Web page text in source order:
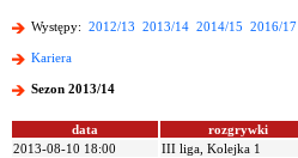
Występy: 2012/13 2013/14 2014/15 2016/17
Kariera
Sezon 2013/14
data rozgrywki
2013-08-10 18:00
III liga, Kolejka 1